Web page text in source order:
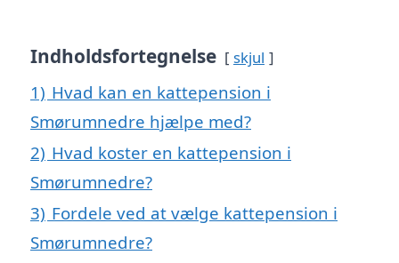
Indholdsfortegnelse skjul
1) Hvad kan en kattepension i
Smørumnedre hjælpe med?
2) Hvad koster en kattepension i
Smørumnedre?
3) Fordele ved at vælge kattepension i
Smørumnedre?